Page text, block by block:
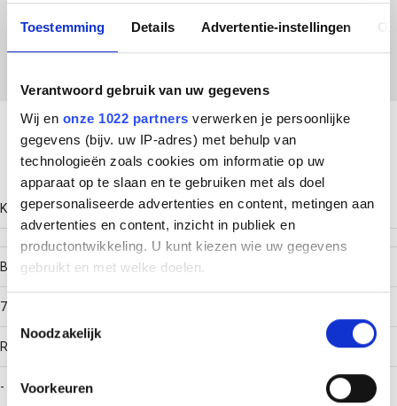
Toestemming Details Advertentie-instellingen
Verantwoord gebruik van uw gegevens
Wij en onze 1022 partners verwerken je persoonlijke
gegevens (bijv. uw IP-adres) met behulp van
technologieën zoals cookies om informatie op uw
apparaat op te slaan en te gebruiken met als doel
gepersonaliseerde advertenties en content, metingen aan
advertenties en content, inzicht in publiek en
productontwikkeling. U kunt kiezen wie uw gegevens
gebruikt en met welke doelen.
Informatie verzamelen over uw geografische locatie,
Uw apparaat identificeren door het actief te scannen
op specifieke eigenschappen (fingerprinting)
Noodzakelijk
Voorkeuren
EC002401 - Deksel aftakstuk kabeldraagsysteem
Download productsheet
Technische gegevens
Kleur
Breedte
75
RAL-nummer
-